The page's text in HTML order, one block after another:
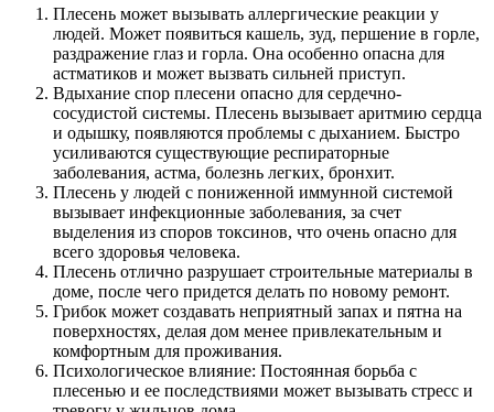
Плесень может вызывать аллергические реакции у
людей. Может появиться кашель, зуд, першение в горле,
раздражение глаз и горла. Она особенно опасна для
астматиков и может вызвать сильней приступ.
Вдыхание спор плесени опасно для сердечно-
сосудистой системы. Плесень вызывает аритмию сердца
и одышку, появляются проблемы с дыханием. Быстро
усиливаются существующие респираторные
заболевания, астма, болезнь легких, бронхит.
Плесень у людей с пониженной иммунной системой
вызывает инфекционные заболевания, за счет
выделения из споров токсинов, что очень опасно для
всего здоровья человека.
Плесень отлично разрушает строительные материалы в
доме, после чего придется делать по новому ремонт.
Грибок может создавать неприятный запах и пятна на
поверхностях, делая дом менее привлекательным и
комфортным для проживания.
Психологическое влияние: Постоянная борьба с
плесенью и ее последствиями может вызывать стресс и